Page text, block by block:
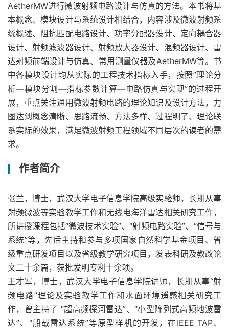
AetherMW进行微波射频电路设计与仿真的方法。本书将基
本概念、模块设计与系统设计相结合，内容涉及微波射频系
统概述、阻抗匹配电路设计、功率分配器设计、定向耦合器
设计、射频滤波器设计、射频放大器设计、混频器设计、雷
达射频前端设计与仿真、常用测量仪器及AetherMW等。书
中各模块设计均从实际的工程技术指标入手，按照”理论分
析―模块分割―指标参数计算―电路仿真与实现”的过程开
展，重点关注通用微波射频电路的理论知识及设计方法，力
图达到概念清晰、思路流畅、方法多样、过程明了、理论联
系实际的效果，满足微波射频工程领域不同层次的读者的需
求。
作者简介
张兰，博士，武汉大学电子信息学院高级实验师，长期从事
射频微波等实验教学工作和无线电海洋雷达相关研究工作，
所讲授课程包括“微波技术实验”、“射频电路实验”、“信号与
系统”等，先后主持和参与多项国家自然科学基金项目、省
级重点研发项目以及省级教学研究项目，发表科研及教改论
文二十余篇，获批发明专利十余项。
王才军，博士，武汉大学电子信息学院讲师，长期从事“射
频电路”理论及实验教学工作和水面环境遥感相关研究工
作，曾主持了 “超高频探河雷达”、“小型阵列式高频地波雷
达”、“船载雷达系统”等原型样机的开发，在IEEE TAP、